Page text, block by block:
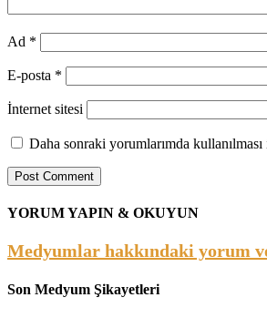
Ad *
E-posta *
İnternet sitesi
Daha sonraki yorumlarımda
YORUM YAPIN & OKUYUN
Medyumlar hakkındaki yorum
Son Medyum Şikayetleri